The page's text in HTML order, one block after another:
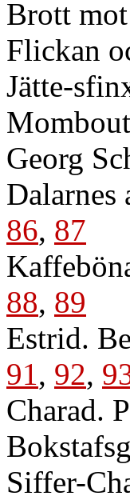
Brott
Flickan
Jätte-
Georg
Dalarnes
86, 87
88, 89
Estrid.
91, 92,
Charad.
Siffer-